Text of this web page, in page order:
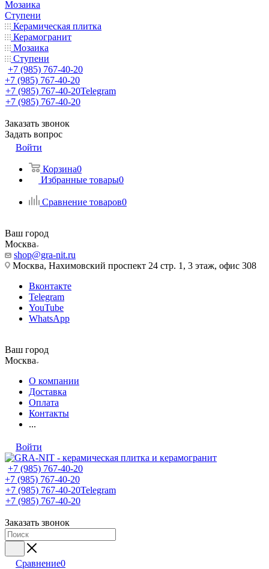
Мозаика
Ступени
Керамическая плитка
Керамогранит
Мозаика
Ступени
+7 (985) 767-40-20
+7 (985) 767-40-20
+7 (985) 767-40-20Telegram
+7 (985) 767-40-20
Заказать звонок
Задать вопрос
Войти
Корзина0
Избранные товары0
Сравнение товаров0
Ваш город
Москва
shop@gra-nit.ru
Москва, Нахимовский проспект 24 стр. 1, 3 этаж, офис 308
Вконтакте
Telegram
YouTube
WhatsApp
Ваш город
Москва
О компании
Доставка
Оплата
Контакты
...
Войти
+7 (985) 767-40-20
+7 (985) 767-40-20
+7 (985) 767-40-20Telegram
+7 (985) 767-40-20
Заказать звонок
Сравнение0